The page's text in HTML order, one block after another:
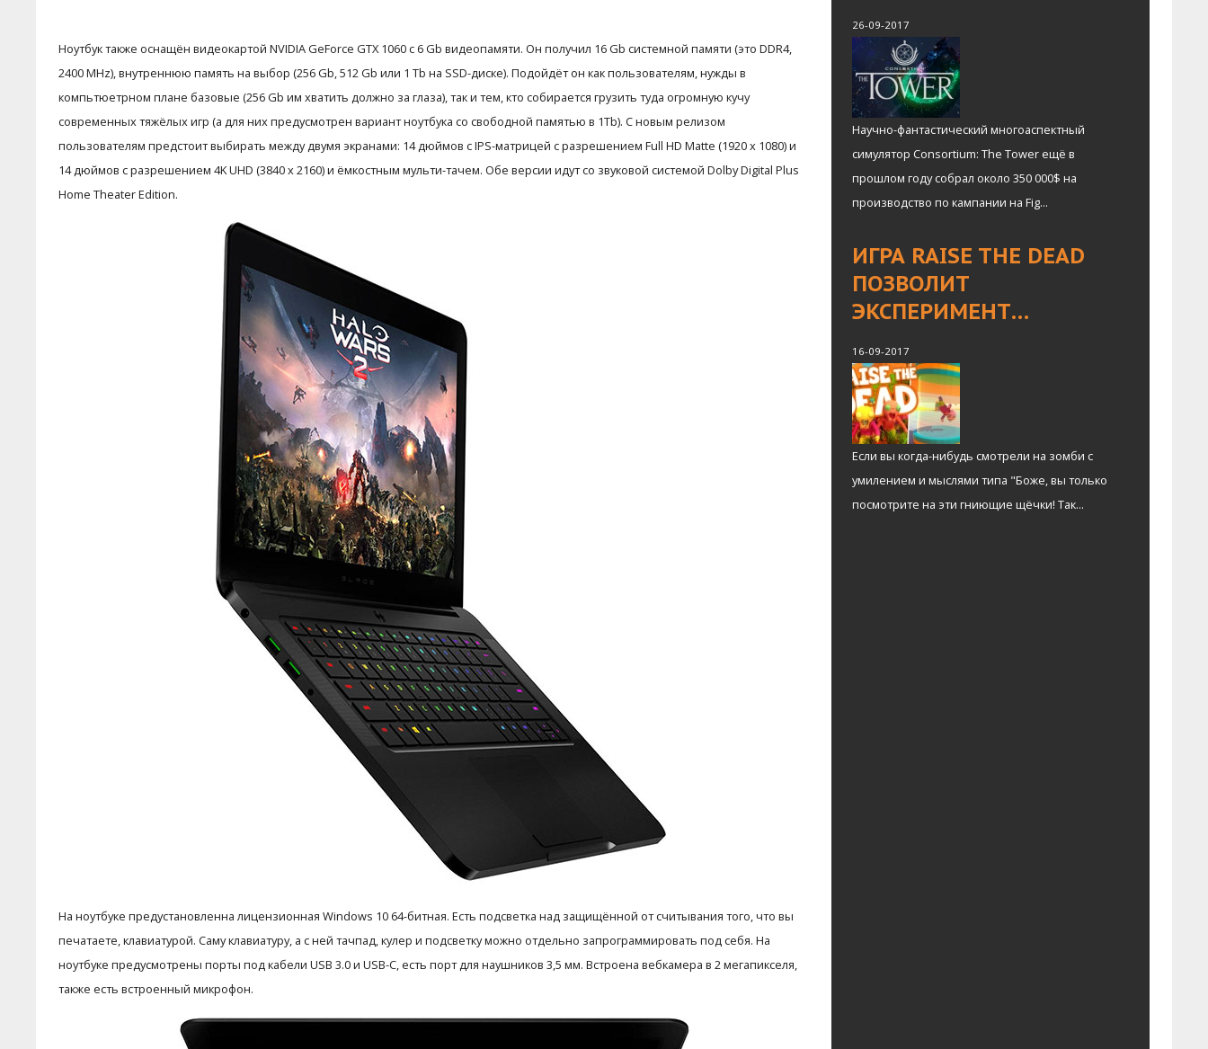
Ноутбук также оснащён видеокартой NVIDIA GeForce GTX 1060 с 6 Gb видеопамяти. Он получил 16 Gb системной памяти (это DDR4,
2400 MHz), внутреннюю память на выбор (256 Gb, 512 Gb или 1 Tb на SSD-диске). Подойдёт он как пользователям, нужды в
компьтюетрном плане базовые (256 Gb им хватить должно за глаза), так и тем, кто собирается грузить туда огромную кучу
современных тяжёлых игр (а для них предусмотрен вариант ноутбука со свободной памятью в 1Tb). С новым релизом
пользователям предстоит выбирать между двумя экранами: 14 дюймов с IPS-матрицей с разрешением Full HD Matte (1920 x 1080) и
14 дюймов с разрешением 4K UHD (3840 x 2160) и ёмкостным мульти-тачем. Обе версии идут со звуковой системой Dolby Digital Plus
Home Theater Edition.
На ноутбуке предустановленна лицензионная Windows 10 64-битная. Есть подсветка над защищённой от считывания того, что вы
печатаете, клавиатурой. Саму клавиатуру, а с ней тачпад, кулер и подсветку можно отдельно запрограммировать под себя. На
ноутбуке предусмотрены порты под кабели USB 3.0 и USB-C, есть порт для наушников 3,5 мм. Встроена вебкамера в 2 мегапикселя,
также есть встроенный микрофон.
26-09-2017
Научно-фантастический многоаспектный
симулятор Consortium: The Tower ещё в
прошлом году собрал около 350 000$ на
производство по кампании на Fig...
ИГРА RAISE THE DEAD
ПОЗВОЛИТ
ЭКСПЕРИМЕНТ…
16-09-2017
Если вы когда-нибудь смотрели на зомби с
умилением и мыслями типа "Боже, вы только
посмотрите на эти гниющие щёчки! Так...